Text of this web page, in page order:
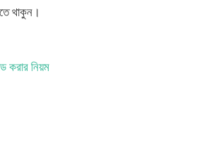
থাকুন।
করার নিয়ম